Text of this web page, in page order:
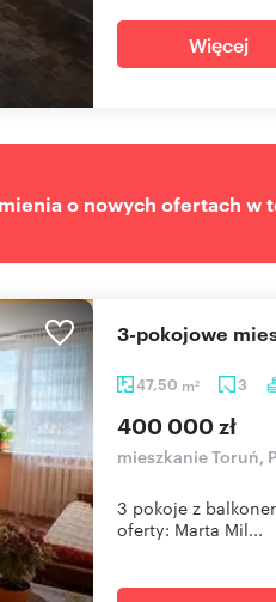
Więcej
o nowych ofertach w
47,50 m2 3
3-pokojowe
400 000 zł
mieszkanie Toruń,
3 pokoje z
oferty: Marta Mil...